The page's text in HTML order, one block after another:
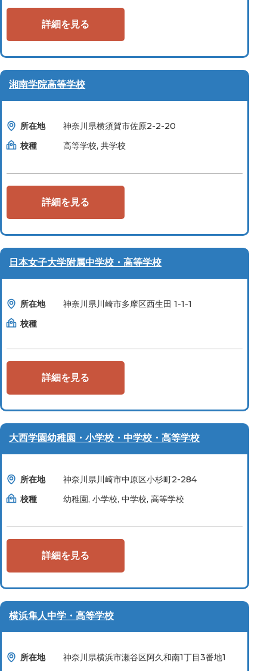
詳細を見る
湘南学院高等学校
所在地
神奈川県横須賀市佐原2-2-20
校種
高等学校, 共学校
詳細を見る
日本女子大学附属中学校・高等学校
所在地
神奈川県川崎市多摩区西生田 1-1-1
校種
詳細を見る
大西学園幼稚園・小学校・中学校・高等学校
所在地
神奈川県川崎市中原区小杉町2-284
校種
幼稚園, 小学校, 中学校, 高等学校
詳細を見る
横浜隼人中学・高等学校
所在地
神奈川県横浜市瀬谷区阿久和南1丁目3番地1